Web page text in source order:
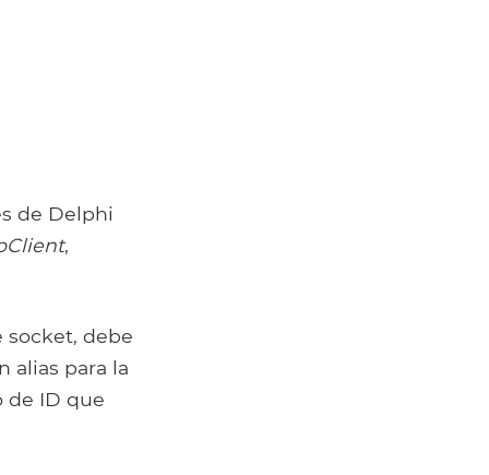
de Delphi
,
socket, debe
alias para la
de ID que